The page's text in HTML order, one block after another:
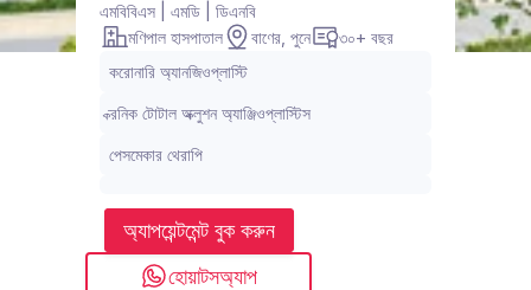
এমবিবিএস | এমডি | ডিএনবি
মণিপাল হাসপাতাল
বাণের, পুনে
৩০+ বছর
করোনারি অ্যানজিওপ্লাস্টি
ক্রনিক টোটাল অক্লুশন অ্যাঞ্জিওপ্লাস্টিস
পেসমেকার থেরাপি
অ্যাপয়েন্টমেন্ট বুক করুন
হোয়াটসঅ্যাপ